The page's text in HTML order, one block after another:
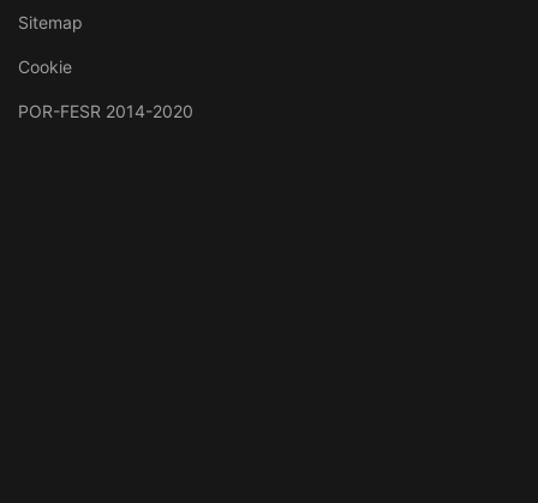
Sitemap
Cookie
POR-FESR 2014-2020